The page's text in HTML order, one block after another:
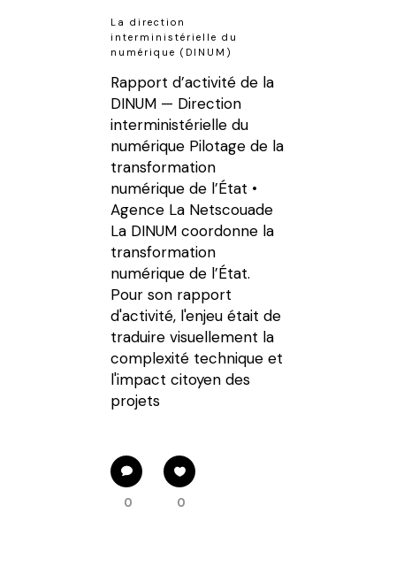
La direction
interministérielle du
numérique (DINUM)
Rapport d’activité de la
DINUM — Direction
interministérielle du
numérique Pilotage de la
transformation
numérique de l’État •
Agence La Netscouade
La DINUM coordonne la
transformation
numérique de l’État.
Pour son rapport
d'activité, l'enjeu était de
traduire visuellement la
complexité technique et
l'impact citoyen des
projets
0 0